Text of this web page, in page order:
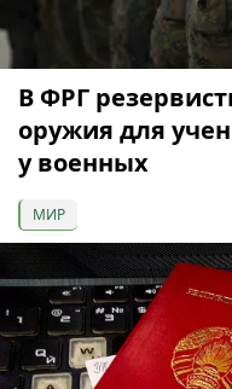
В ФРГ
оружия для
у военных
МИР